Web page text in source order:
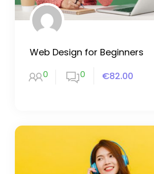
Web Design for Beginners
0 0 €82.00